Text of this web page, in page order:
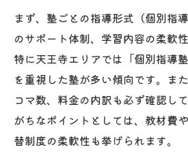
費用を抑えて夏期講習を充
塾の夏期講習の費用比較
評判を参考に費用対効果
法
割引やキャンペーンで塾
天王寺でコスパ重視の塾
まず、塾ごとの指導形式（個別指
のサポート体制、学習内容の柔軟
特に天王寺エリアでは「個別指導
を重視した塾が多い傾向です。ま
コマ数、料金の内訳も必ず確認し
がちなポイントとしては、教材費
替制度の柔軟性も挙げられます。